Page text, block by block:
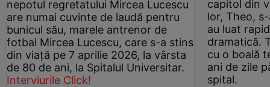
nepotul regretatului Mircea Lucescu
are numai cuvinte de laudă pentru
bunicul său, marele antrenor de
fotbal Mircea Lucescu, care s-a stins
din viață pe 7 aprilie 2026, la vârsta
de 80 de ani, la Spitalul Universitar.
Interviurile Click!
capitol din
lor, Theo,
au luat
dramatică.
cu o boală
ani de zile
spital.